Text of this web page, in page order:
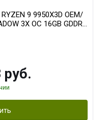
9 9950X3D OEM/
3X OC 16GB GDDR7
руб.